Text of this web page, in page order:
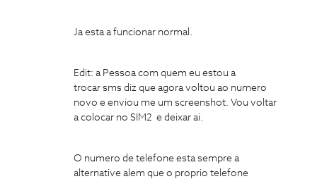
Ja esta a funcionar normal.
Edit: a Pessoa com quem eu estou a
trocar sms diz que agora voltou ao numero
novo e enviou me um screenshot. Vou voltar
a colocar no SIM2 e deixar ai.
O numero de telefone esta sempre a
alternative alem que o proprio telefone